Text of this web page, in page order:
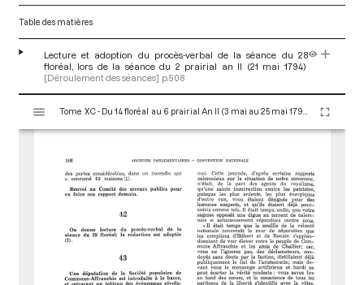
Table des matières
Lecture et adoption du procès-verbal de la séance du 28
floréal, lors de la séance du 2 prairial an II (21 mai 1794)
[Déroulement des séances] p.508
s